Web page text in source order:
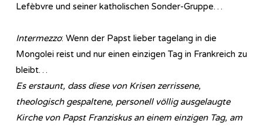
Lefèbvre und seiner katholischen Sonder-Gruppe…
Intermezzo: Wenn der Papst lieber tagelang in die
Mongolei reist und nur einen einzigen Tag in Frankreich zu
bleibt…
Es erstaunt, dass diese von Krisen zerrissene,
theologisch gespaltene, personell völlig ausgelaugte
Kirche von Papst Franziskus an einem einzigen Tag, am